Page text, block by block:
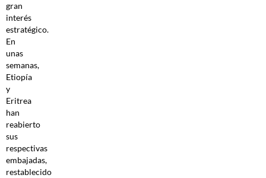
gran
interés
estratégico.
En
unas
semanas,
Etiopía
y
Eritrea
han
reabierto
sus
respectivas
embajadas,
restablecido